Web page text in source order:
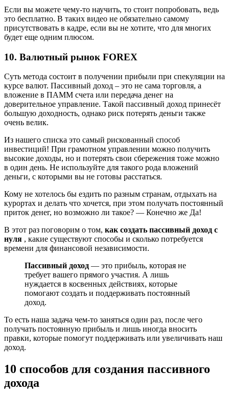
Если вы можете чему-то научить, то стоит попробовать, ведь
это бесплатно. В таких видео не обязательно самому
присутствовать в кадре, если вы не хотите, что для многих
будет еще одним плюсом.
10. Валютный рынок FOREX
Суть метода состоит в получении прибыли при спекуляции на
курсе валют. Пассивный доход – это не сама торговля, а
вложение в ПАММ счета или передача денег на
доверительное управление. Такой пассивный доход принесёт
большую доходность, однако риск потерять деньги также
очень велик.
Из нашего списка это самый рискованный способ
инвестиций! При грамотном управлении можно получить
высокие доходы, но и потерять свои сбережения тоже можно
в один день. Не используйте для такого рода вложений
деньги, с которыми вы не готовы расстаться.
Кому не хотелось бы ездить по разным странам, отдыхать на
курортах и делать что хочется, при этом получать постоянный
приток денег, но возможно ли такое? — Конечно же Да!
В этот раз поговорим о том, как создать пассивный доход с
нуля , какие существуют способы и сколько потребуется
времени для финансовой независимости.
Пассивный доход — это прибыль, которая не
требует вашего прямого участия. А лишь
нуждается в косвенных действиях, которые
помогают создать и поддерживать постоянный
доход.
То есть наша задача чем-то заняться один раз, после чего
получать постоянную прибыль и лишь иногда вносить
правки, которые помогут поддерживать или увеличивать наш
доход.
10 способов для создания пассивного
дохода